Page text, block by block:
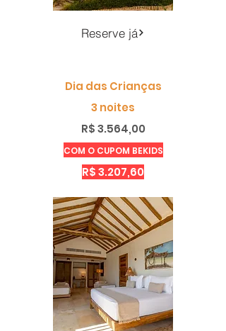
Reserve já
Dia das Crianças
3 noites
R$ 3.564,00
COM O CUPOM BEKIDS
R$ 3.207,60